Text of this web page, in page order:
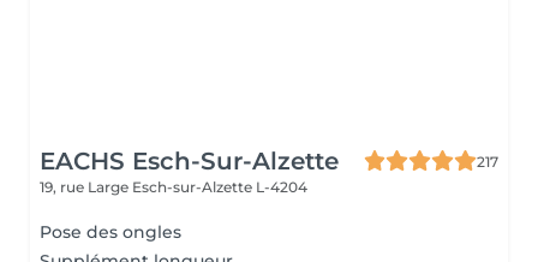
EACHS Esch-Sur-Alzette
217
19, rue Large Esch-sur-Alzette L-4204
Pose des ongles